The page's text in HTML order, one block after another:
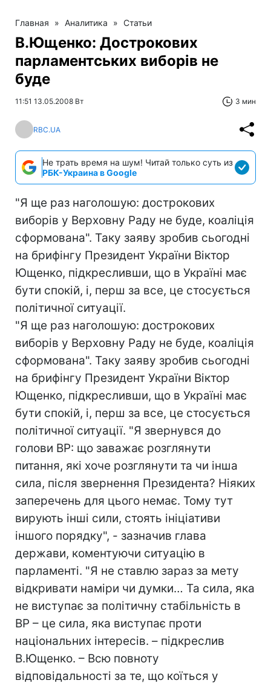
Главная » Аналитика » Статьи
В.Ющенко: Дострокових
парламентських виборів не
буде
11:51 13.05.2008 Вт 3 мин
RBC.UA
Не трать время на шум! Читай только суть из
РБК-Украина в Google
"Я ще раз наголошую: дострокових
виборів у Верховну Раду не буде, коаліція
сформована". Таку заяву зробив сьогодні
на брифінгу Президент України Віктор
Ющенко, підкресливши, що в Україні має
бути спокій, і, перш за все, це стосується
політичної ситуації.
"Я ще раз наголошую: дострокових
виборів у Верховну Раду не буде, коаліція
сформована". Таку заяву зробив сьогодні
на брифінгу Президент України Віктор
Ющенко, підкресливши, що в Україні має
бути спокій, і, перш за все, це стосується
політичної ситуації. "Я звернувся до
голови ВР: що заважає розглянути
питання, які хоче розглянути та чи інша
сила, після звернення Президента? Ніяких
заперечень для цього немає. Тому тут
вирують інші сили, стоять ініціативи
іншого порядку", - зазначив глава
держави, коментуючи ситуацію в
парламенті. "Я не ставлю зараз за мету
відкривати наміри чи думки… Та сила, яка
не виступає за політичну стабільність в
ВР – це сила, яка виступає проти
національних інтересів. – підкреслив
В.Ющенко. – Всю повноту
відповідальності за те, що коїться у